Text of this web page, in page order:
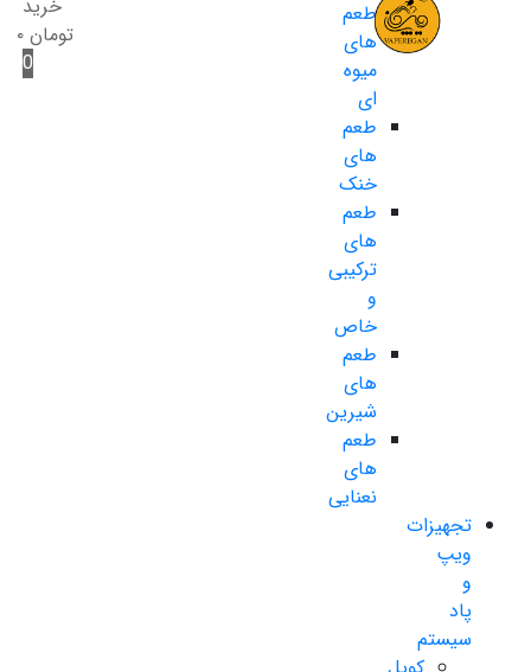
طعم
های
میوه
ای
طعم
های
خنک
طعم
های
ترکیبی
و
خاص
طعم
های
شیرین
طعم
های
نعنایی
تجهیزات
ویپ
و
پاد
سیستم
خرید
تومان ۰
0